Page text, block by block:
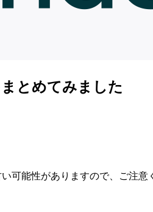
とめてみました
可能性がありますので、ご注意